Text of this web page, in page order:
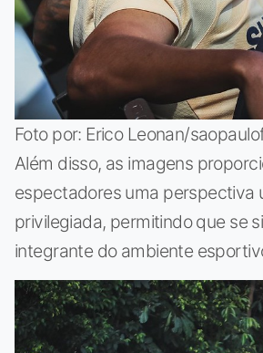
Foto por: Erico Leonan/
Além disso, as imagens
espectadores uma perspectiva
privilegiada, permitindo que se
integrante do ambiente